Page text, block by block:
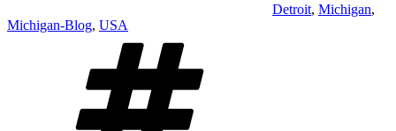
Detroit, Michigan,
Michigan-Blog, USA